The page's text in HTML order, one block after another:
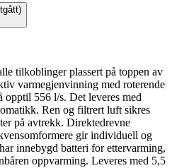
SP400 (17013) (Utgått)
tilkoblinger plassert på toppen av
varmegjenvinning med roterende
opptil 556 l/s. Det leveres med
Ren og filtrert luft sikres
på avtrekk. Direktedrevne
gir individuell og
innebygd batteri for ettervarming,
oppvarming. Leveres med 5,5